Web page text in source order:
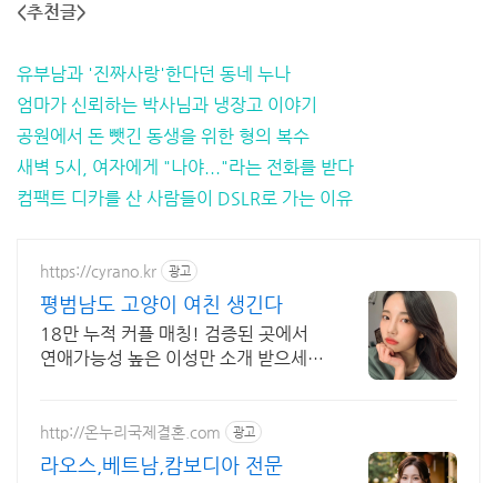
<추천글>
유부남과 '진짜사랑'한다던 동네 누나
엄마가 신뢰하는 박사님과 냉장고 이야기
공원에서 돈 뺏긴 동생을 위한 형의 복수
새벽 5시, 여자에게 "나야..."라는 전화를 받다
컴팩트 디카를 산 사람들이 DSLR로 가는 이유
https://cyrano.kr 광고
평범남도 고양이 여친 생긴다
18만 누적 커플 매칭! 검증된 곳에서
연애가능성 높은 이성만 소개 받으세
http://온누리국제결혼.com 광고
라오스,베트남,캄보디아 전문